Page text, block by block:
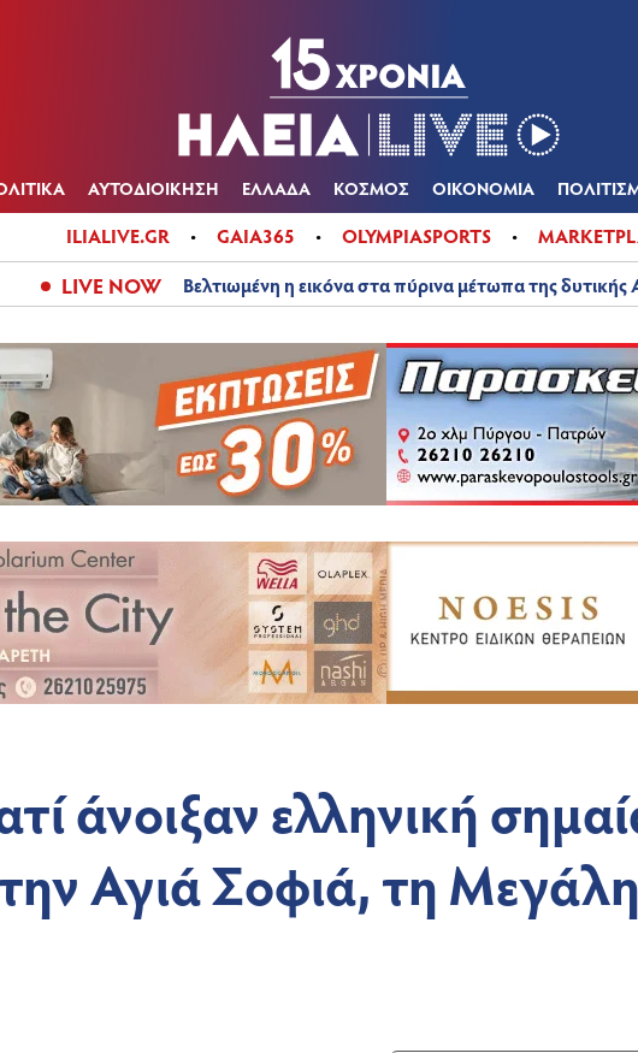
ΑΥΤΟΔΙΟΙΚΗΣΗ ΕΛΛΑΔΑ ΚΟΣΜΟΣ ΟΙΚΟΝΟΜΙΑ
ILIALIVE.GR GAIA365 OLYMPIASPORTS
LIVE NOW Βελτιωμένη η εικόνα στα πύρινα μέτωπα της δυτικής
άνοιξαν ελληνική
Αγιά Σοφιά, τη